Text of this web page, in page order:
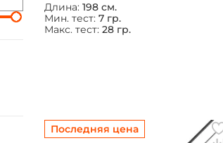
Длина: 198 см.
Мин. тест: 7 гр.
Макс. тест: 28 гр.
Последняя цена